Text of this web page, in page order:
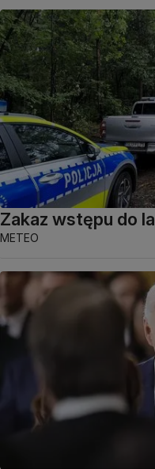
Zakaz wstępu do
METEO